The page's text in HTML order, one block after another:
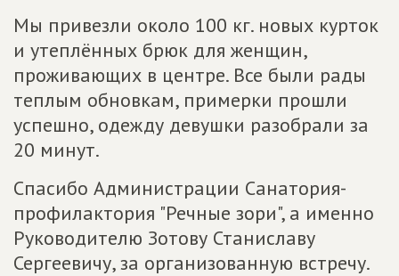
Мы привезли около 100 кг. новых курток
и утеплённых брюк для женщин,
проживающих в центре. Все были рады
теплым обновкам, примерки прошли
успешно, одежду девушки разобрали за
20 минут.
Спасибо Администрации Санатория-
профилактория "Речные зори", а именно
Руководителю Зотову Станиславу
Сергеевичу, за организованную встречу.